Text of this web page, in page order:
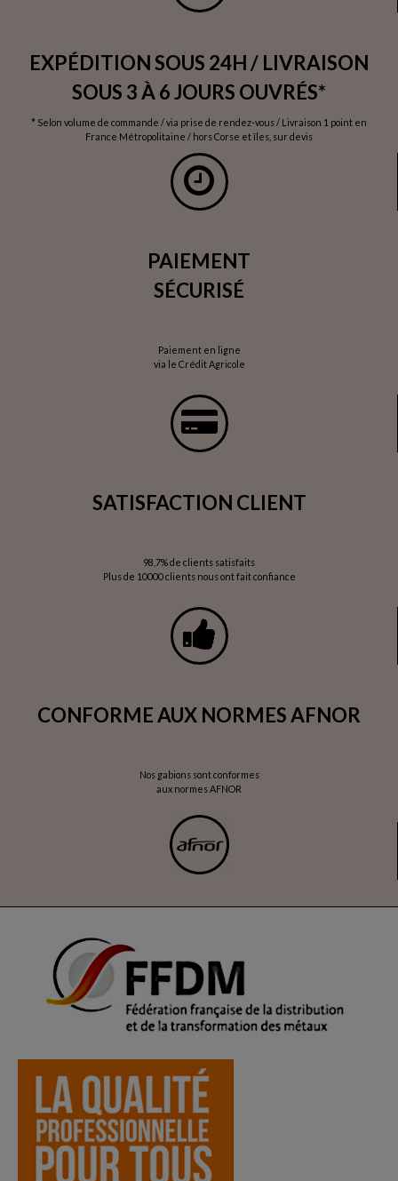
EXPÉDITION SOUS 24H / LIVRAISON
SOUS 3 À 6 JOURS OUVRÉS*
* Selon volume de commande / via prise de rendez-vous / Livraison 1 point en
France Métropolitaine / hors Corse et îles, sur devis
PAIEMENT
SÉCURISÉ
Paiement en ligne
via le Crédit Agricole
SATISFACTION CLIENT
98,7% de clients satisfaits
Plus de 10000 clients nous ont fait confiance
CONFORME AUX NORMES AFNOR
Nos gabions sont conformes
aux normes AFNOR